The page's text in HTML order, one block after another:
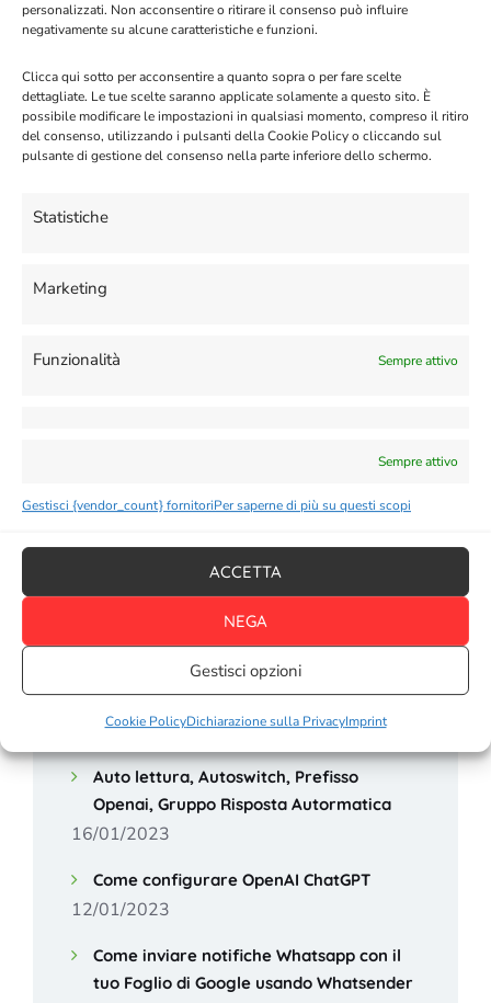
personalizzati. Non acconsentire o ritirare il consenso può influire
negativamente su alcune caratteristiche e funzioni.
Clicca qui sotto per acconsentire a quanto sopra o per fare scelte
dettagliate. Le tue scelte saranno applicate solamente a questo sito. È
possibile modificare le impostazioni in qualsiasi momento, compreso il ritiro
del consenso, utilizzando i pulsanti della Cookie Policy o cliccando sul
pulsante di gestione del consenso nella parte inferiore dello schermo.
Statistiche
Marketing
Funzionalità Sempre attivo
Sempre attivo
Gestisci {vendor_count} fornitoriPer saperne di più su questi scopi
ACCETTA
NEGA
Gestisci opzioni
Cookie PolicyDichiarazione sulla PrivacyImprint
Registrazione degli utenti dell’app
WhatsApp Business (o “Coesistenza”)
03/04/2026
Uso delle REST API
Changelog
23/10/2023
Telefoni compatibili con eSim (elenco
aggiornato al 2023)
24/03/2023
Creazione e gestione della rubrica
05/02/2023
Auto lettura, Autoswitch, Prefisso
Openai, Gruppo Risposta Autormatica
16/01/2023
Come configurare OpenAI ChatGPT
12/01/2023
Come inviare notifiche Whatsapp con il
tuo Foglio di Google usando Whatsender